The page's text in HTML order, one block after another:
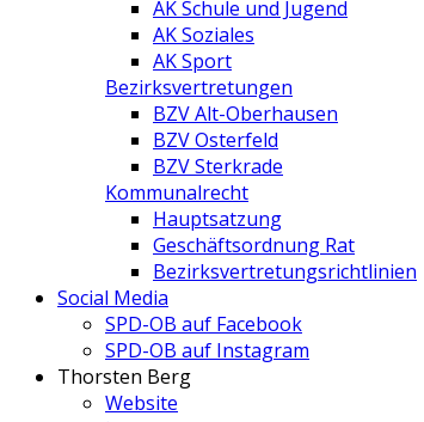
AK Schule und Jugend
AK Soziales
AK Sport
Bezirksvertretungen
BZV Alt-Oberhausen
BZV Osterfeld
BZV Sterkrade
Kommunalrecht
Hauptsatzung
Geschäftsordnung Rat
Bezirksvertretungs­richtlinien
Social Media
SPD-OB auf Facebook
SPD-OB auf Instagram
Thorsten Berg
Website